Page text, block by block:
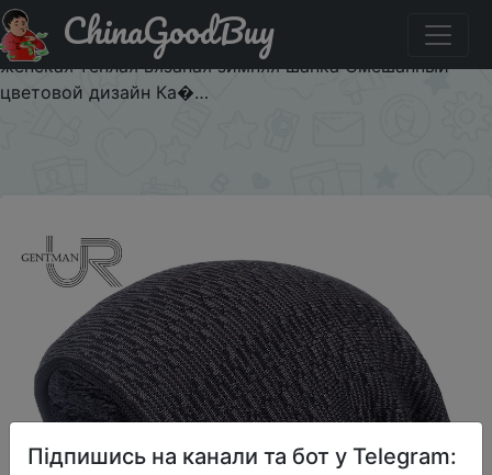
Придбати по знижці URGENTMAN Горячая распродажа
шапка мужская зимняя повседневное шапка мужская
женская теплая вязаная зимняя шапка Смешанный
цветовой дизайн Ка�…
ChinaGoodBuy
Підпишись на канали та бот у Telegram: